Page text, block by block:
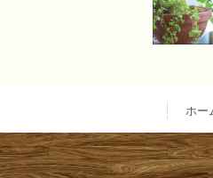
ホー